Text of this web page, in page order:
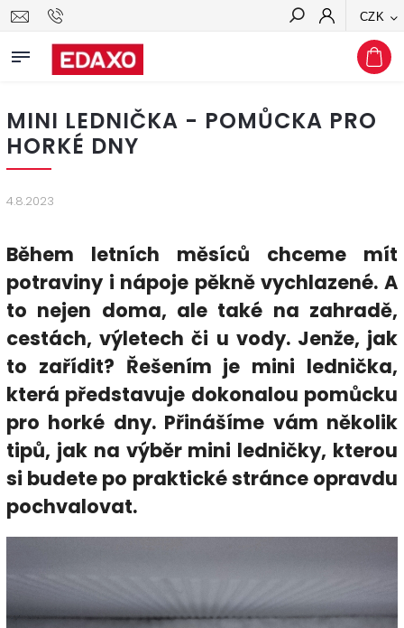
CZK
Hledat
MINI LEDNIČKA - POMŮCKA PRO
HORKÉ DNY
4.8.2023
Během letních měsíců chceme mít
potraviny i nápoje pěkně vychlazené. A
to nejen doma, ale také na zahradě,
cestách, výletech či u vody. Jenže, jak
to zařídit? Řešením je mini lednička,
která představuje dokonalou pomůcku
pro horké dny. Přinášíme vám několik
tipů, jak na výběr mini ledničky, kterou
si budete po praktické stránce opravdu
pochvalovat.